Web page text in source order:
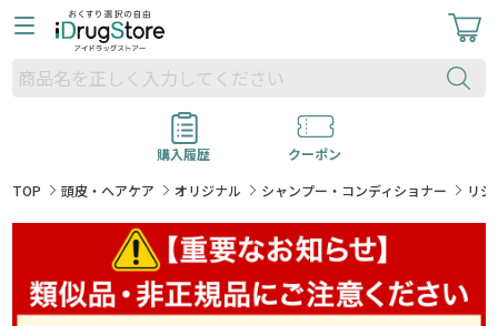
購入履歴
クーポン
TOP
頭皮・ヘアケア オリジナル シャンプー・コンディショナー リ